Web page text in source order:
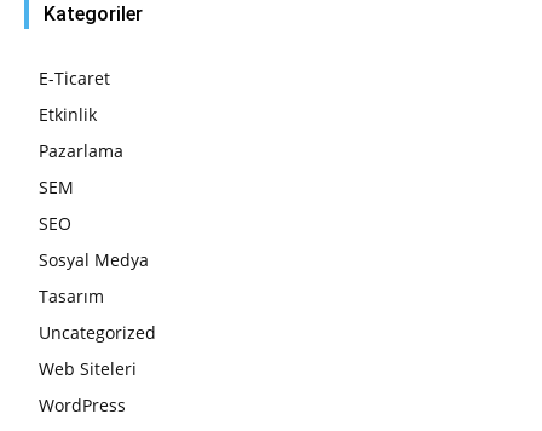
Kategoriler
E-Ticaret
Etkinlik
Pazarlama
SEM
SEO
Sosyal Medya
Tasarım
Uncategorized
Web Siteleri
WordPress